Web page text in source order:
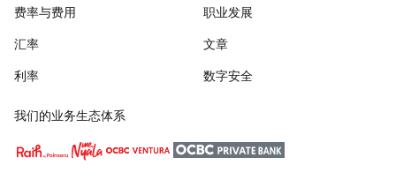
费率与费用
汇率
利率
职业发展
文章
数字安全
我们的业务生态体系